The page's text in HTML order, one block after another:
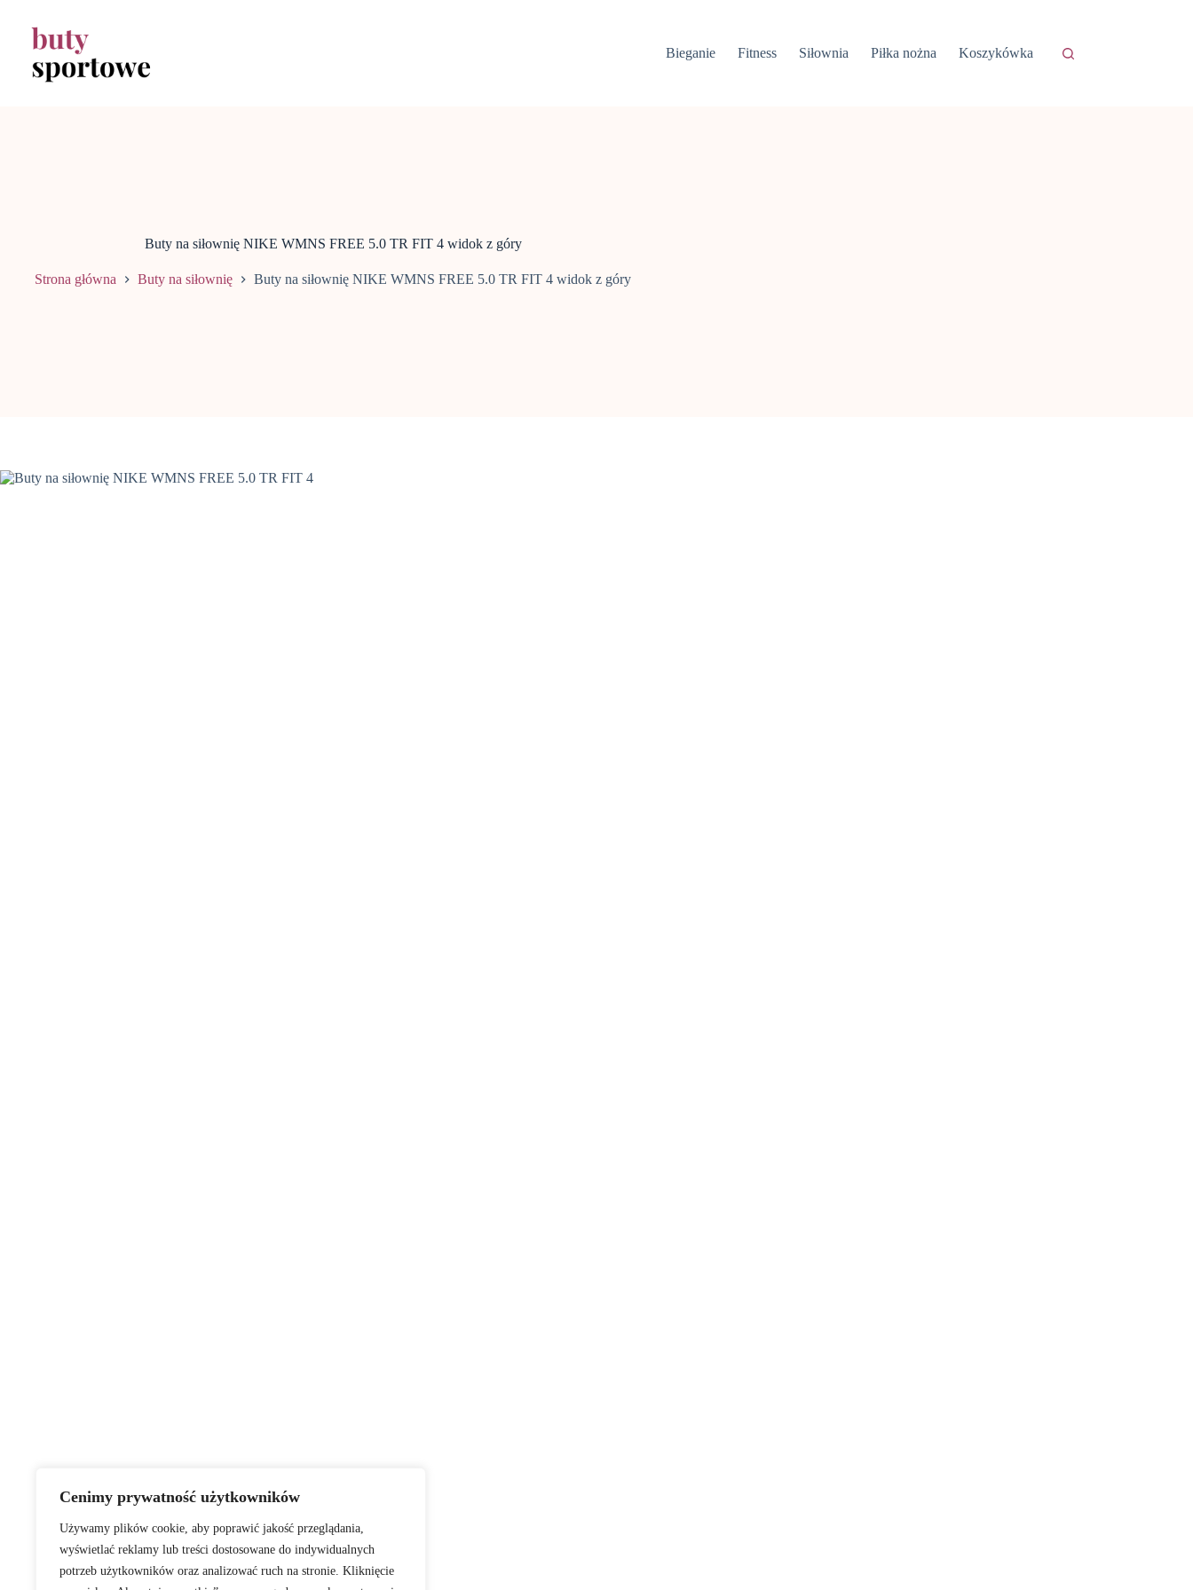
Cenimy prywatność użytkowników
Używamy plików cookie, aby poprawić jakość przeglądania,
wyświetlać reklamy lub treści dostosowane do indywidualnych
potrzeb użytkowników oraz analizować ruch na stronie. Kliknięcie
Bieganie
Fitness Siłownia Piłka nożna Koszykówka
Buty na siłownię NIKE WMNS FREE 5.0 TR FIT 4 widok z góry
Strona główna Buty na siłownię Buty na siłownię NIKE WMNS FREE 5.0 TR FIT 4 widok z góry